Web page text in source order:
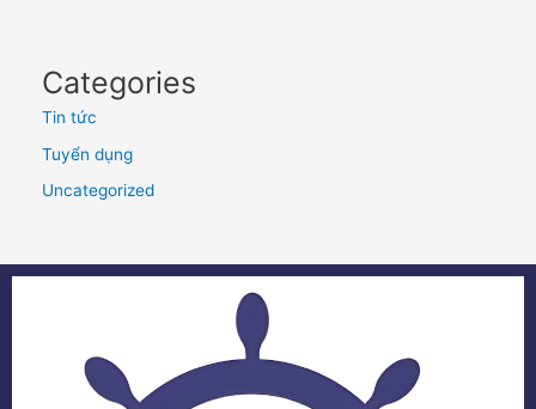
Categories
Tin tức
Tuyển dụng
Uncategorized